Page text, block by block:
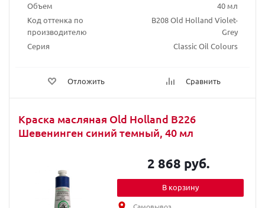
Объем
40 мл
Код оттенка по
производителю
B208 Old Holland Violet-
Grey
Серия
Classic Oil Colours
Отложить Сравнить
Краска масляная Old Holland B226
Шевенинген синий темный, 40 мл
2 868 руб.
В корзину